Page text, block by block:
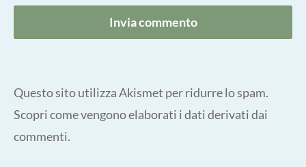
Questo sito utilizza Akismet per ridurre lo spam.
Scopri come vengono elaborati i dati derivati dai
commenti.